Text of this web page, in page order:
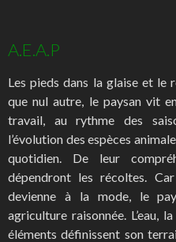
A.E.A.P
Les pieds dans la glaise et le
que nul autre, le paysan vit
travail, au rythme des
l’évolution des espèces
quotidien. De leur
dépendront les récoltes.
devienne à la mode, le
agriculture raisonnée. L’eau,
éléments définissent son